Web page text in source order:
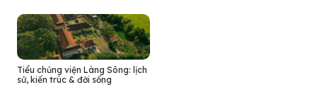
Tiểu chủng viện Làng Sông: lịch
sử, kiến trúc & đời sống